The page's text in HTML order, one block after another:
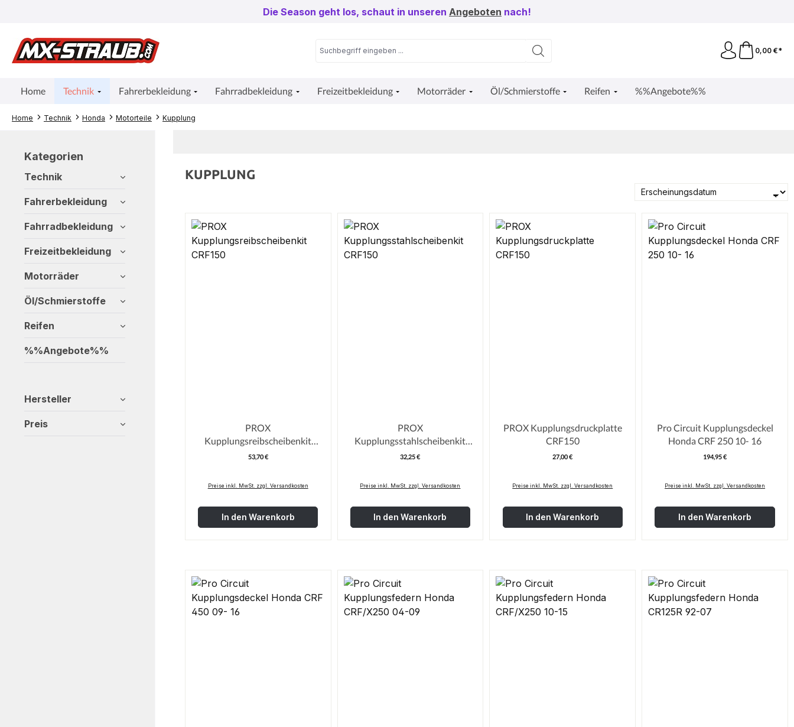
Die Season geht los, schaut in unseren Angeboten nach!
0,00 €*
Home Technik Fahrerbekleidung Fahrradbekleidung Freizeitbekleidung Motorräder Öl/Schmierstoffe Reifen %%Angebote%%
Home Technik Honda Motorteile Kupplung
Kategorien
Technik
Fahrerbekleidung
Fahrradbekleidung
Freizeitbekleidung
Motorräder
Öl/Schmierstoffe
Reifen
%%Angebote%%
Hersteller
Preis
KUPPLUNG
PROX
Kupplungsreibscheibenkit
CRF150
Regulärer Preis:
53,70 €
Preise inkl. MwSt. zzgl. Versandkosten
In den Warenkorb
PROX
Kupplungsstahlscheibenkit
CRF150
Regulärer Preis:
32,25 €
Preise inkl. MwSt. zzgl. Versandkosten
In den Warenkorb
PROX Kupplungsdruckplatte
CRF150
Regulärer Preis:
27,00 €
Preise inkl. MwSt. zzgl. Versandkosten
In den Warenkorb
Pro Circuit Kupplungsdeckel
Honda CRF 250 10- 16
Regulärer
194,95 €
Preise inkl. MwSt. zzgl. Versandkosten
In den Warenkorb